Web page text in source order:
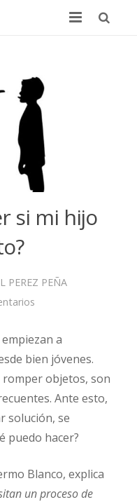
si mi hijo
PEREZ PEÑA
a
bien jóvenes.
romper objetos, son
Ante esto,
solución, se
puedo hacer?
Blanco, explica
un proceso de